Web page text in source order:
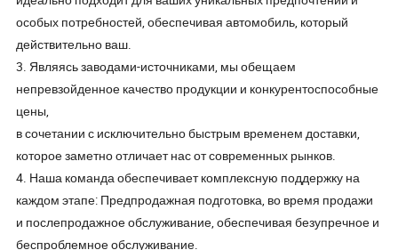
особых потребностей, обеспечивая автомобиль, который
действительно ваш.
3. Являясь заводами-источниками, мы обещаем
непревзойденное качество продукции и конкурентоспособные
цены,
в сочетании с исключительно быстрым временем доставки,
которое заметно отличает нас от современных рынков.
4. Наша команда обеспечивает комплексную поддержку на
каждом этапе: Предпродажная подготовка, во время продажи
и послепродажное обслуживание, обеспечивая безупречное и
беспроблемное обслуживание.